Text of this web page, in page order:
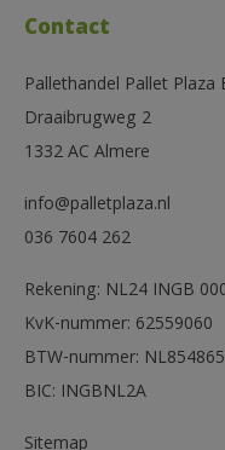
Contact
Pallethandel Pallet Plaza
Draaibrugweg 2
1332 AC Almere
info@palletplaza.nl
036 7604 262
Rekening: NL24 INGB
KvK-nummer: 62559060
BTW-nummer:
BIC: INGBNL2A